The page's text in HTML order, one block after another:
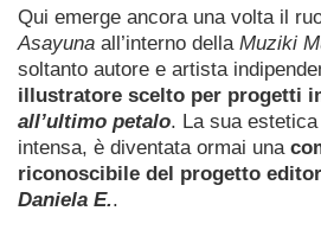
Qui emerge ancora una volta il
Asayuna all’interno della Muziki
soltanto autore e artista
illustratore scelto per progetti
all’ultimo petalo. La sua
intensa, è diventata ormai una
riconoscibile del progetto
Daniela E..